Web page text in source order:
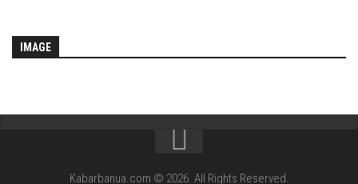
IMAGE
Kabarbanua.com © 2026. All Rights Reserved.